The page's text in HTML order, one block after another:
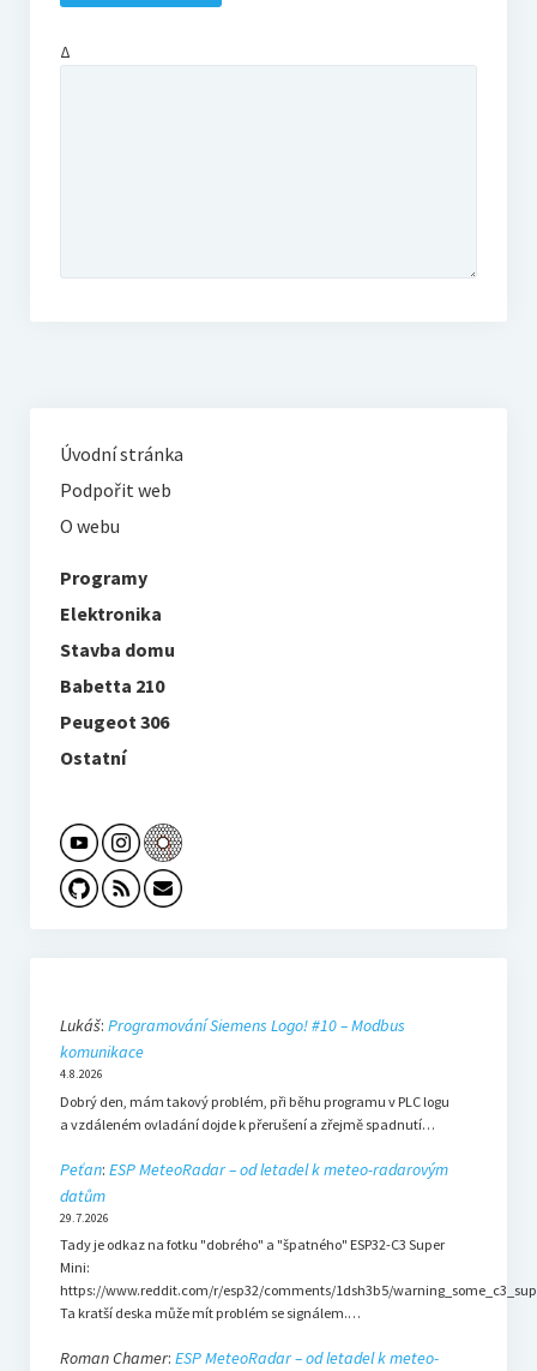
Δ
Úvodní stránka
Podpořit web
O webu
Programy
Elektronika
Stavba domu
Babetta 210
Peugeot 306
Ostatní
Lukáš: Programování Siemens Logo! #10 – Modbus
komunikace
4.8.2026
Dobrý den, mám takový problém, při běhu programu v PLC logu
a vzdáleném ovladání dojde k přerušení a zřejmě spadnutí…
Peťan: ESP MeteoRadar – od letadel k meteo-radarovým
datům
29.7.2026
Tady je odkaz na fotku "dobrého" a "špatného" ESP32-C3 Super
Mini:
https://www.reddit.com/r/esp32/comments/1dsh3b5/
Ta kratší deska může mít problém se signálem.…
Roman Chamer: ESP MeteoRadar – od letadel k meteo-